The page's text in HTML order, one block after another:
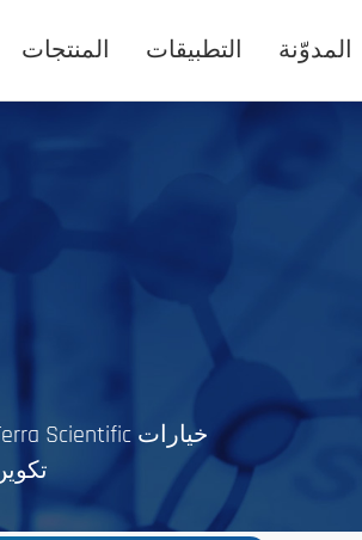
المنتجات التطبيقات المدوّنة